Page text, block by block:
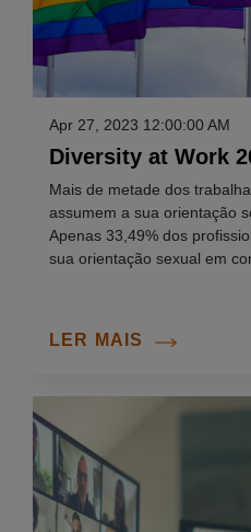
Apr 27, 2023 12:00:00 AM
Diversity at Work
Mais de metade dos
assumem a sua orientação
Apenas 33,49% dos
sua orientação sexual em
LER MAIS